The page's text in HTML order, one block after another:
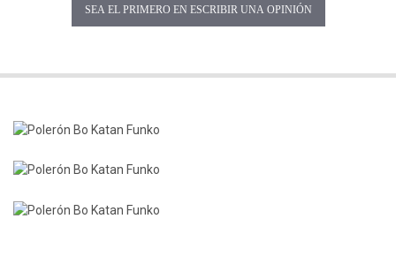
SEA EL PRIMERO EN ESCRIBIR UNA OPINIÓN